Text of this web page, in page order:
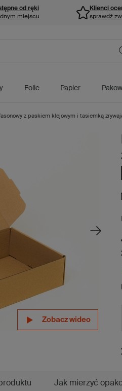
od ręki
miejscu
Klienci
sprawdź
Folie Papier
z paskiem klejowym i tasiemką
Zobacz wideo
Zobacz wideo
Zobacz wideo
Jak mierzyć